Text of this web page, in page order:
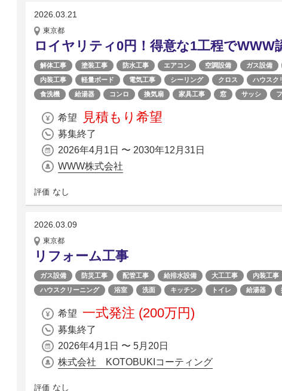
2026.03.21
東京都
ロイヤリティ0円！得意な1工程でWWW
解体工事 塗装工事 防水工事 エアコン 空調設備 ガス設備
内装工事
軽量ボード 電気工事 シーリング クロス ハウスク
食洗機
給湯器 コンロ 換気扇 家具工事 窓 サッシ
希望 見積もり希望
募集終了
2026年4月1日 〜 2030年12月31日
WWW株式会社
評価 なし
2026.03.09
東京都
リフォーム工事
ガス設備 防災工事 配管工事 給排水設備 大工工事 内装工事
ハウスクリーニング
浴室 洗面 キッチン トイレ 給湯器
希望 一式発注 (200万円)
募集終了
2026年4月1日 〜 5月20日
株式会社 KOTOBUKIコーティング
評価 なし